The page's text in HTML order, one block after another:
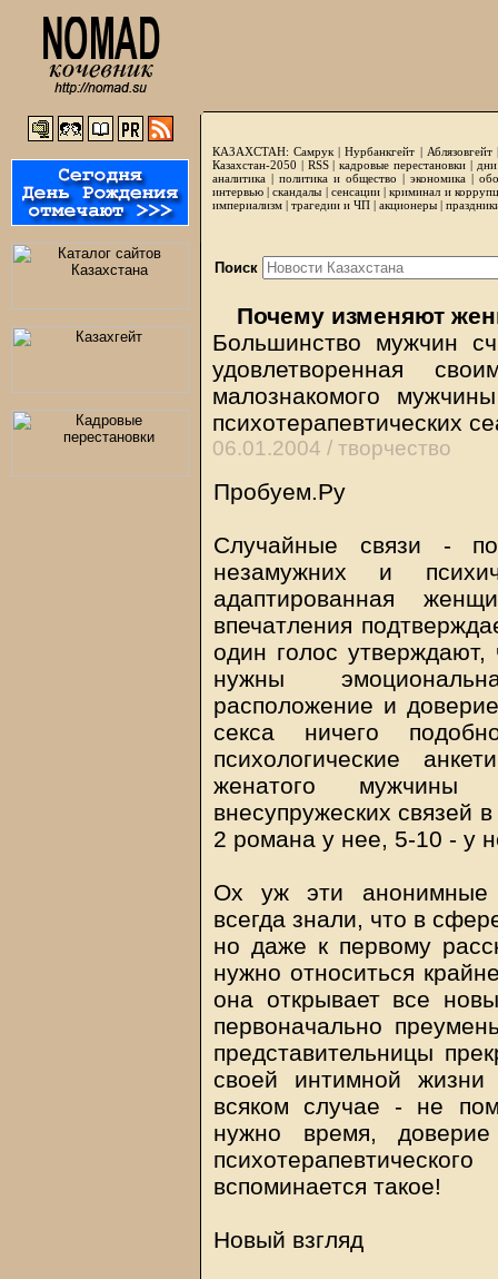
КАЗАХСТАН: Самрук |Нурбанкгейт | Аблязовгейт
Казахстан-2050 | RSS|кадровые перестановки|
аналитика | политика и общество | экономика |
интервью |скандалы | сенсации|криминал и
империализм | трагедии и ЧП | акционеры |
Поиск
Почему изменяют
Большинство мужчин
удовлетворенная
малознакомого
психотерапевтических
06.01.2004 / творчество
Пробуем.Ру
Случайные связи -
незамужних и
адаптированная
впечатления
один голос утверждают,
нужны
расположение и
секса ничего
психологические
женатого
внесупружеских связей
2 романа у нее, 5-10 - у
Ох уж эти анонимные
всегда знали, что в
но даже к первому
нужно относиться
она открывает все
первоначально
представительницы
своей интимной
всяком случае - не
нужно время,
вспоминается такое!
Новый взгляд